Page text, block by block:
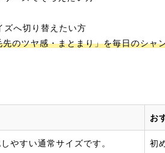
へ切り替えたい方
のツヤ感・まとまり」を毎日のシャ
お
やすい通常サイズです。 初